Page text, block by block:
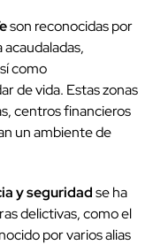
son reconocidas por
como
de vida. Estas zonas
centros financieros
un ambiente de
y seguridadse ha
delictivas, como el
por varios alias